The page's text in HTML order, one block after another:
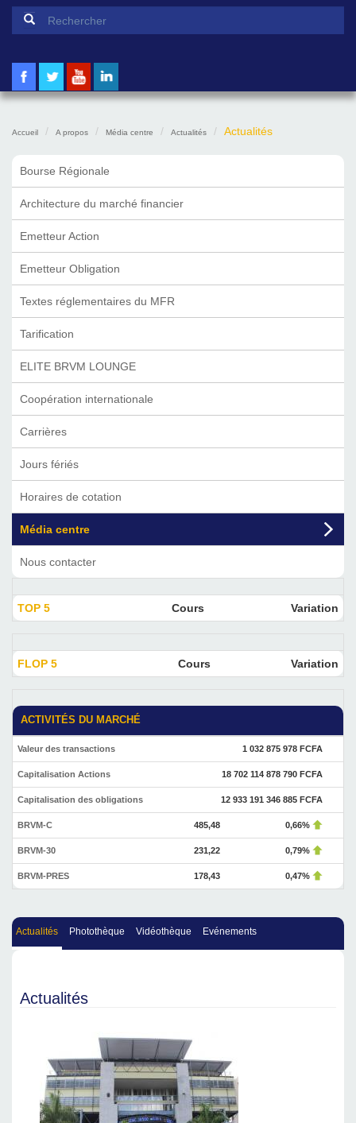
Formulaire de recherche
Accueil A propos Média centre Actualités Actualités
Bourse Régionale
Architecture du marché financier
Emetteur Action
Emetteur Obligation
Textes réglementaires du MFR
Tarification
ELITE BRVM LOUNGE
Coopération internationale
Carrières
Jours fériés
Horaires de cotation
Média centre
Nous contacter
TOP 5 Cours Variation
FLOP 5 Cours Variation
ACTIVITÉS DU MARCHÉ
Valeur des transactions 1 032 875 978 FCFA
Capitalisation Actions 18 702 114 878 790 FCFA
Capitalisation des obligations 12 933 191 346 885 FCFA
BRVM-C 485,48 0,66%
BRVM-30 231,22 0,79%
BRVM-PRES 178,43 0,47%
Actualités Photothèque Vidéothèque Evénements
Actualités